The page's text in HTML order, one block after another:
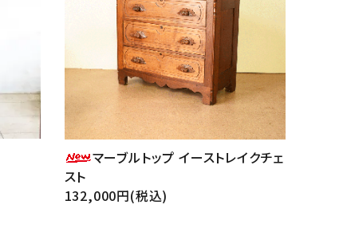
マーブルトップ イーストレイクチェ
スト
132,000円(税込)